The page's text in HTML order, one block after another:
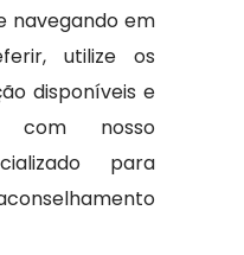
navegando em
utilize os
disponíveis e
com nosso
para